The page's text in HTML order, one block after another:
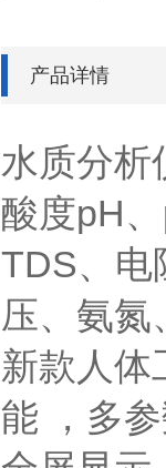
产品详情
水质分析
酸度pH
TDS、电
压、氨氮
新款人体
能 ，多